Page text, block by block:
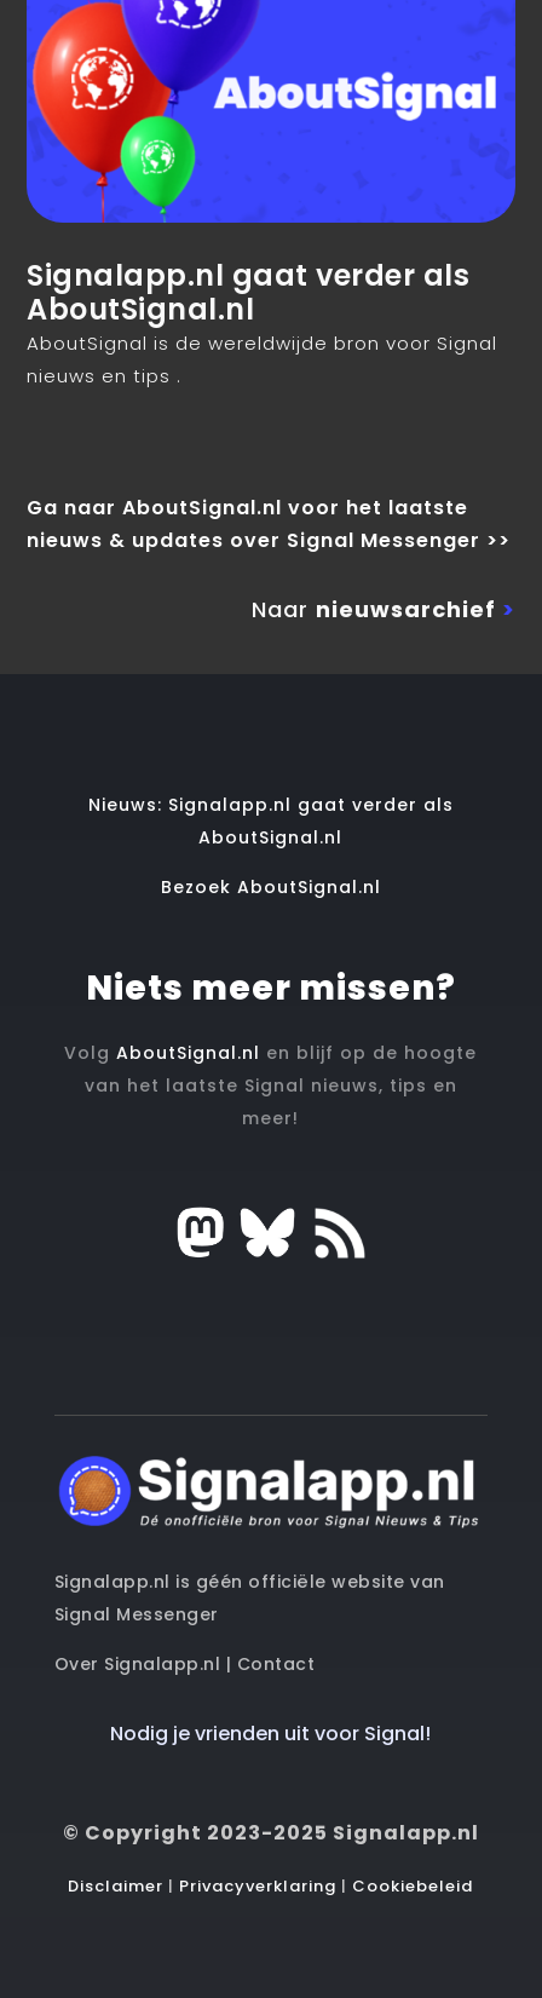
Signalapp.nl gaat verder als
AboutSignal.nl
AboutSignal is de wereldwijde bron voor Signal
nieuws en tips .
Ga naar AboutSignal.nl voor het laatste
nieuws & updates over Signal Messenger >>
Naar nieuwsarchief >
Nieuws: Signalapp.nl gaat verder als
AboutSignal.nl
Bezoek AboutSignal.nl
Niets meer missen?
VolgAboutSignal.nl en blijf op de hoogte
van het laatste Signal nieuws, tips en
meer!
Signalapp.nl is géén officiële website van
Signal Messenger
Over Signalapp.nl | Contact
Nodig je vrienden uit voor Signal!
© Copyright 2023-2025 Signalapp.nl
Disclaimer | Privacyverklaring | Cookiebeleid